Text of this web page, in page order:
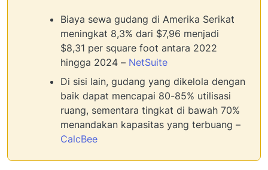
Biaya sewa gudang di Amerika Serikat
meningkat 8,3% dari $7,96 menjadi
$8,31 per square foot antara 2022
hingga 2024 – NetSuite
Di sisi lain, gudang yang dikelola dengan
baik dapat mencapai 80-85% utilisasi
ruang, sementara tingkat di bawah 70%
menandakan kapasitas yang terbuang –
CalcBee